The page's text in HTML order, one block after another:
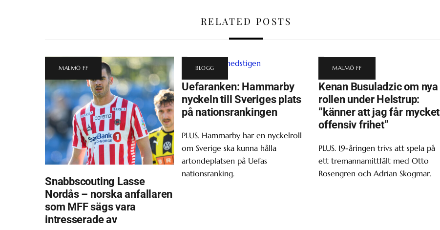
RELATED POSTS
MALMÖ FF
Snabbscouting Lasse
Nordås – norska anfallaren
som MFF sägs vara
intresserade av
BLOGG
Uefaranken: Hammarby
nyckeln till Sveriges plats
på nationsrankingen
PLUS. Hammarby har en nyckelroll
om Sverige ska kunna hålla
artondeplatsen på Uefas
nationsranking.
MALMÖ FF
Kenan Busuladzic om nya
rollen under Helstrup:
”känner att jag får mycket
offensiv frihet”
PLUS. 19-åringen trivs att spela på
ett tremannamittfält med Otto
Rosengren och Adrian Skogmar.